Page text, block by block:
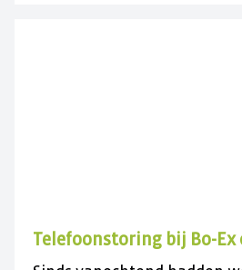
Telefoonstoring bij Bo-Ex